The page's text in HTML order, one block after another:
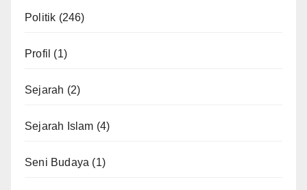
Politik (246)
Profil (1)
Sejarah (2)
Sejarah Islam (4)
Seni Budaya (1)